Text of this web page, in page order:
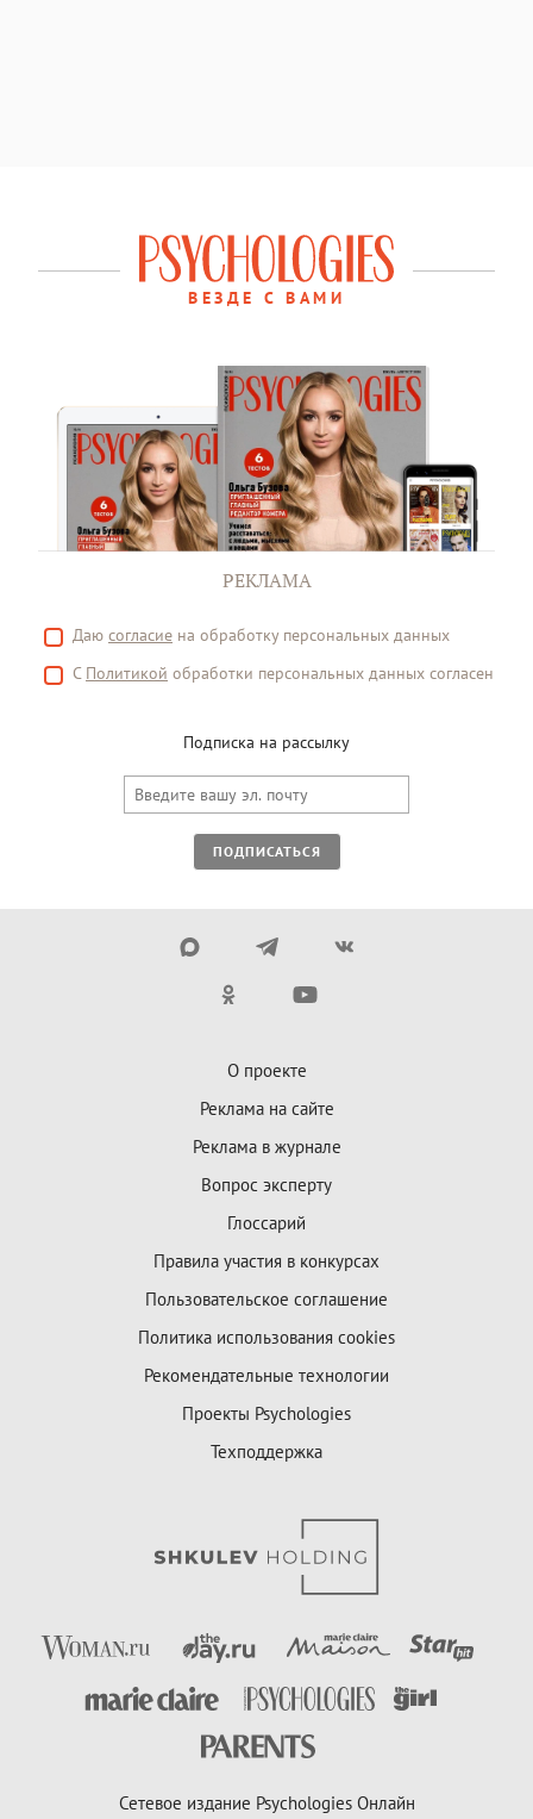
ВЕЗДЕ С ВАМИ
РЕКЛАМА
Даю согласие на обработку персональных данных
С Политикой обработки персональных данных согласен
Подписка на рассылку
ПОДПИСАТЬСЯ
О проекте
Реклама на сайте
Реклама в журнале
Вопрос эксперту
Глоссарий
Правила участия в конкурсах
Пользовательское соглашение
Политика использования cookies
Рекомендательные технологии
Проекты Psychologies
Техподдержка
Сетевое издание Psychologies Онлайн